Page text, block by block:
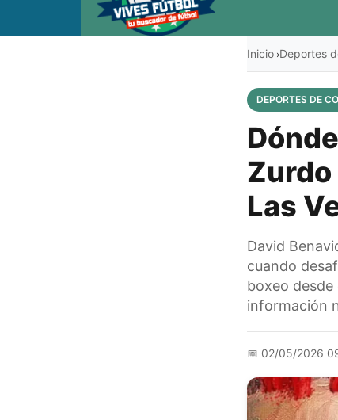
Inicio ›Deportes
DEPORTES DE
Zurdo
Las
David
cuando
boxeo desde
información
📅 02/05/2026